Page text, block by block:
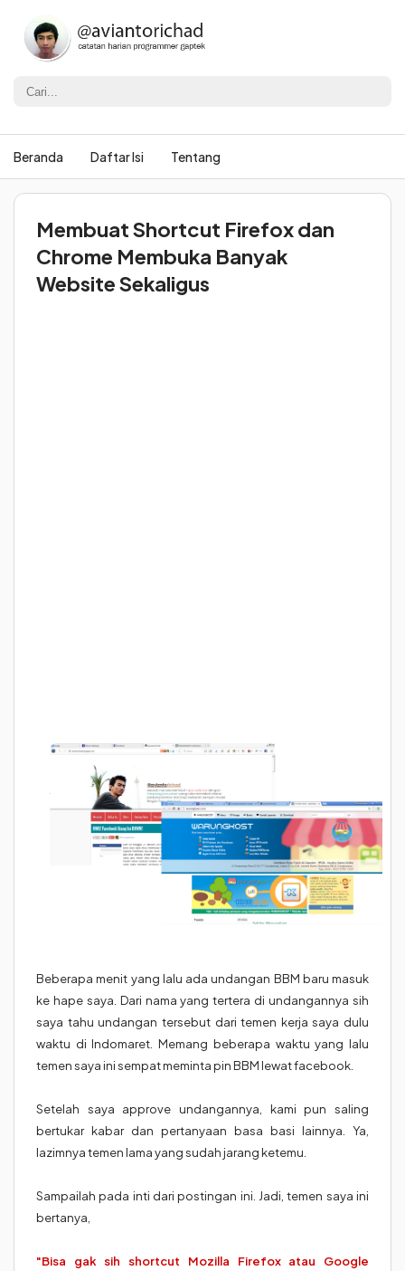
Beranda Daftar Isi Tentang
Membuat Shortcut Firefox dan
Chrome Membuka Banyak
Website Sekaligus
Beberapa menit yang lalu ada undangan BBM baru masuk
ke hape saya. Dari nama yang tertera di undangannya sih
saya tahu undangan tersebut dari temen kerja saya dulu
waktu di Indomaret. Memang beberapa waktu yang lalu
temen saya ini sempat meminta pin BBM lewat facebook.
Setelah saya approve undangannya, kami pun saling
bertukar kabar dan pertanyaan basa basi lainnya. Ya,
lazimnya temen lama yang sudah jarang ketemu.
Sampailah pada inti dari postingan ini. Jadi, temen saya ini
bertanya,
"Bisa gak sih shortcut Mozilla Firefox atau Google